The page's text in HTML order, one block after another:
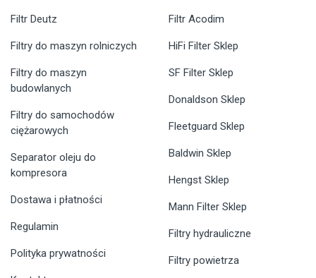
Filtr Deutz Filtr Acodim
Filtry do maszyn rolniczych
Filtry do maszyn
budowlanych
Filtry do samochodów
ciężarowych
Separator oleju do
kompresora
Dostawa i płatności
Regulamin
Polityka prywatności
HiFi Filter Sklep
SF Filter Sklep
Donaldson Sklep
Fleetguard Sklep
Baldwin Sklep
Hengst Sklep
Mann Filter Sklep
Filtry hydrauliczne
Filtry powietrza